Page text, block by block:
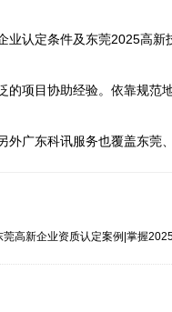
认定条件及东莞2025高新
项目协助经验。依靠规范
广东科讯服务也覆盖东莞
莞高新企业资质认定案例|掌握